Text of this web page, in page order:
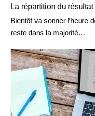
La répartition du
Bientôt va sonner l’heure
reste dans la majorité…